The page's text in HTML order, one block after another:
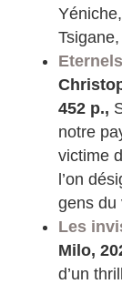
452 p.,
notre
victime
l’on
gens du
Les
Milo,
d’un